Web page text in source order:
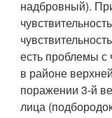
надбровный).
есть проблемы с
в районе
поражении 3-й
лица